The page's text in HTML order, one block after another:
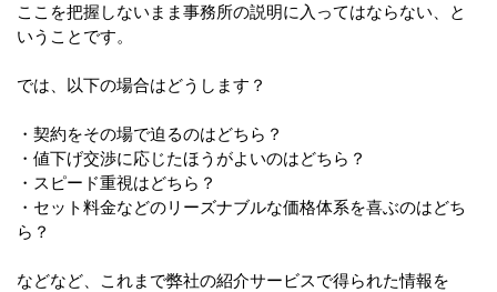
ここを把握しないまま事務所の説明に入ってはならない、と
いうことです。
では、以下の場合はどうします？
・契約をその場で迫るのはどちら？
・値下げ交渉に応じたほうがよいのはどちら？
・スピード重視はどちら？
・セット料金などのリーズナブルな価格体系を喜ぶのはどち
ら？
などなど、これまで弊社の紹介サービスで得られた情報を